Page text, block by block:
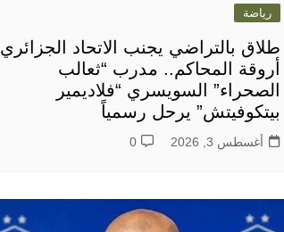
رياضة
طلاق بالتراضي يجنب الاتحاد الجزائري
أروقة المحاكم.. مدرب “ثعالب
الصحراء” السويسري “فلاديمير
بيتكوفيتش” يرحل رسمياً
أغسطس 3, 2026 0